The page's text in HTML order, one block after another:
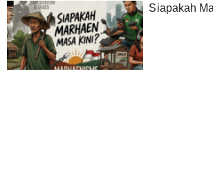
Siapakah